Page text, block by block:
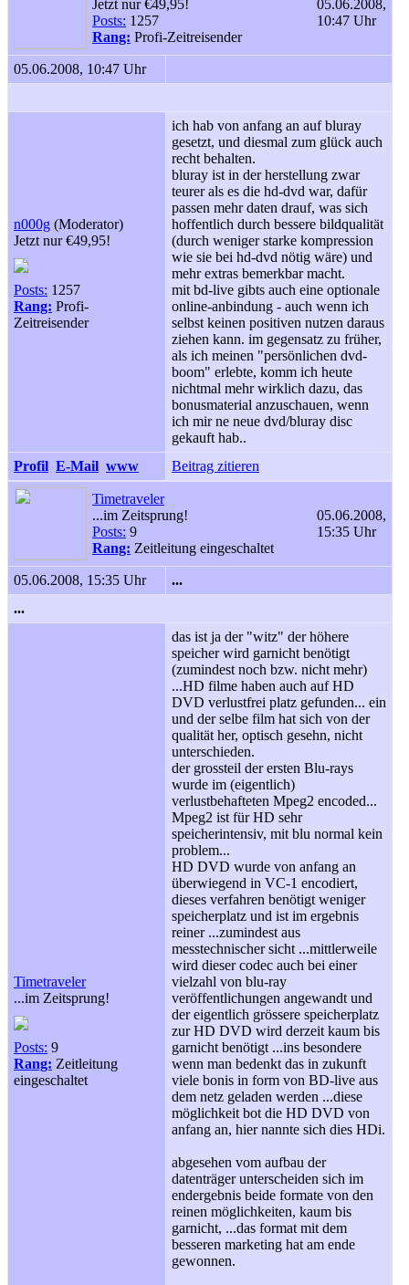
Jetzt nur €49,95!
Posts: 1257
Rang: Profi-Zeitreisender
05.06.2008,
10:47 Uhr
05.06.2008, 10:47 Uhr
n000g (Moderator)
Jetzt nur €49,95!
Posts: 1257
Rang: Profi-
Zeitreisender
ich hab von anfang an auf bluray
gesetzt, und diesmal zum glück auch
recht behalten.
bluray ist in der herstellung zwar
teurer als es die hd-dvd war, dafür
passen mehr daten drauf, was sich
hoffentlich durch bessere bildqualität
(durch weniger starke kompression
wie sie bei hd-dvd nötig wäre) und
mehr extras bemerkbar macht.
mit bd-live gibts auch eine optionale
online-anbindung - auch wenn ich
selbst keinen positiven nutzen daraus
ziehen kann. im gegensatz zu früher,
als ich meinen "persönlichen dvd-
boom" erlebte, komm ich heute
nichtmal mehr wirklich dazu, das
bonusmaterial anzuschauen, wenn
ich mir ne neue dvd/bluray disc
gekauft hab..
Profil E-Mail www Beitrag zitieren
Timetraveler
...im Zeitsprung!
Posts: 9
Rang: Zeitleitung eingeschaltet
05.06.2008,
15:35 Uhr
05.06.2008, 15:35 Uhr
...
...
Timetraveler
...im Zeitsprung!
Posts: 9
Rang: Zeitleitung
eingeschaltet
das ist ja der "witz" der höhere
speicher wird garnicht benötigt
(zumindest noch bzw. nicht mehr)
...HD filme haben auch auf HD
DVD verlustfrei platz gefunden... ein
und der selbe film hat sich von der
qualität her, optisch gesehn, nicht
unterschieden.
der grossteil der ersten Blu-rays
wurde im (eigentlich)
verlustbehafteten Mpeg2 encoded...
Mpeg2 ist für HD sehr
speicherintensiv, mit blu normal kein
problem...
HD DVD wurde von anfang an
überwiegend in VC-1 encodiert,
dieses verfahren benötigt weniger
speicherplatz und ist im ergebnis
reiner ...zumindest aus
messtechnischer sicht ...mittlerweile
wird dieser codec auch bei einer
vielzahl von blu-ray
veröffentlichungen angewandt und
der eigentlich grössere speicherplatz
zur HD DVD wird derzeit kaum bis
garnicht benötigt ...ins besondere
wenn man bedenkt das in zukunft
viele bonis in form von BD-live aus
dem netz geladen werden ...diese
möglichkeit bot die HD DVD von
anfang an, hier nannte sich dies HDi.
abgesehen vom aufbau der
datenträger unterscheiden sich im
endergebnis beide formate von den
reinen möglichkeiten, kaum bis
garnicht, ...das format mit dem
besseren marketing hat am ende
gewonnen.